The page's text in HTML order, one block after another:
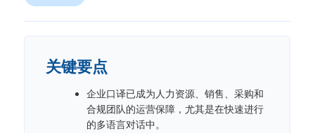
关键要点
企业口译已成为人力资源、销售、采购和
合规团队的运营保障，尤其是在快速进行
的多语言对话中。